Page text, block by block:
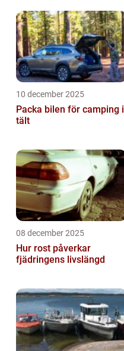
10 december 2025
Packa bilen för camping i
tält
08 december 2025
Hur rost påverkar
fjädringens livslängd